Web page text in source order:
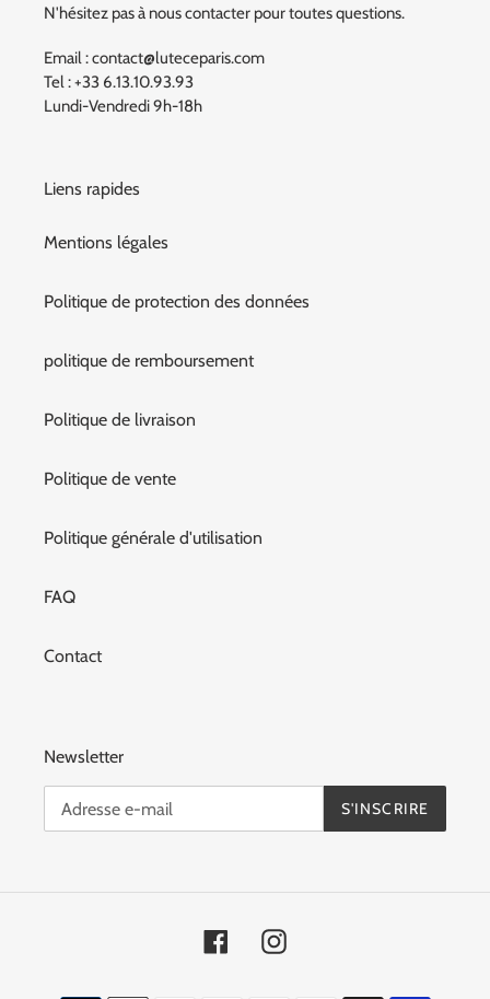
N'hésitez pas à nous contacter pour toutes questions.
Email : contact@luteceparis.com
Tel : +33 6.13.10.93.93
Lundi-Vendredi 9h-18h
Liens rapides
Mentions légales
Politique de protection des données
politique de remboursement
Politique de livraison
Politique de vente
Politique générale d'utilisation
FAQ
Contact
Newsletter
S'INSCRIRE
FacebookInstagram